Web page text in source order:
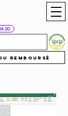
remboursé
20